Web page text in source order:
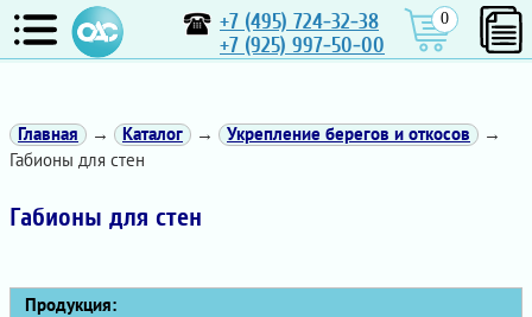
+7 (495) 724-32-38
+7 (925) 997-50-00
0
Главная → Каталог → Укрепление берегов и откосов
→
Габионы для стен
Габионы для стен
Продукция: